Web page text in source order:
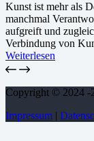
Kunst ist mehr als
manchmal
aufgreift und
Verbindung von
Weiterlesen
Charity-
Copyright © 2024 -
Impressum |